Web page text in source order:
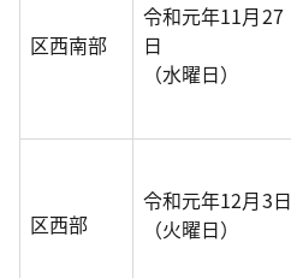
区西南部
令和元年11月27
日
（水曜日）
区西部
令和元年12月3日
（火曜日）